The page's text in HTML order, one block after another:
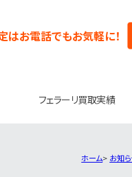
はお電話でもお気軽に！
フェラーリ買取実績
ホーム お知